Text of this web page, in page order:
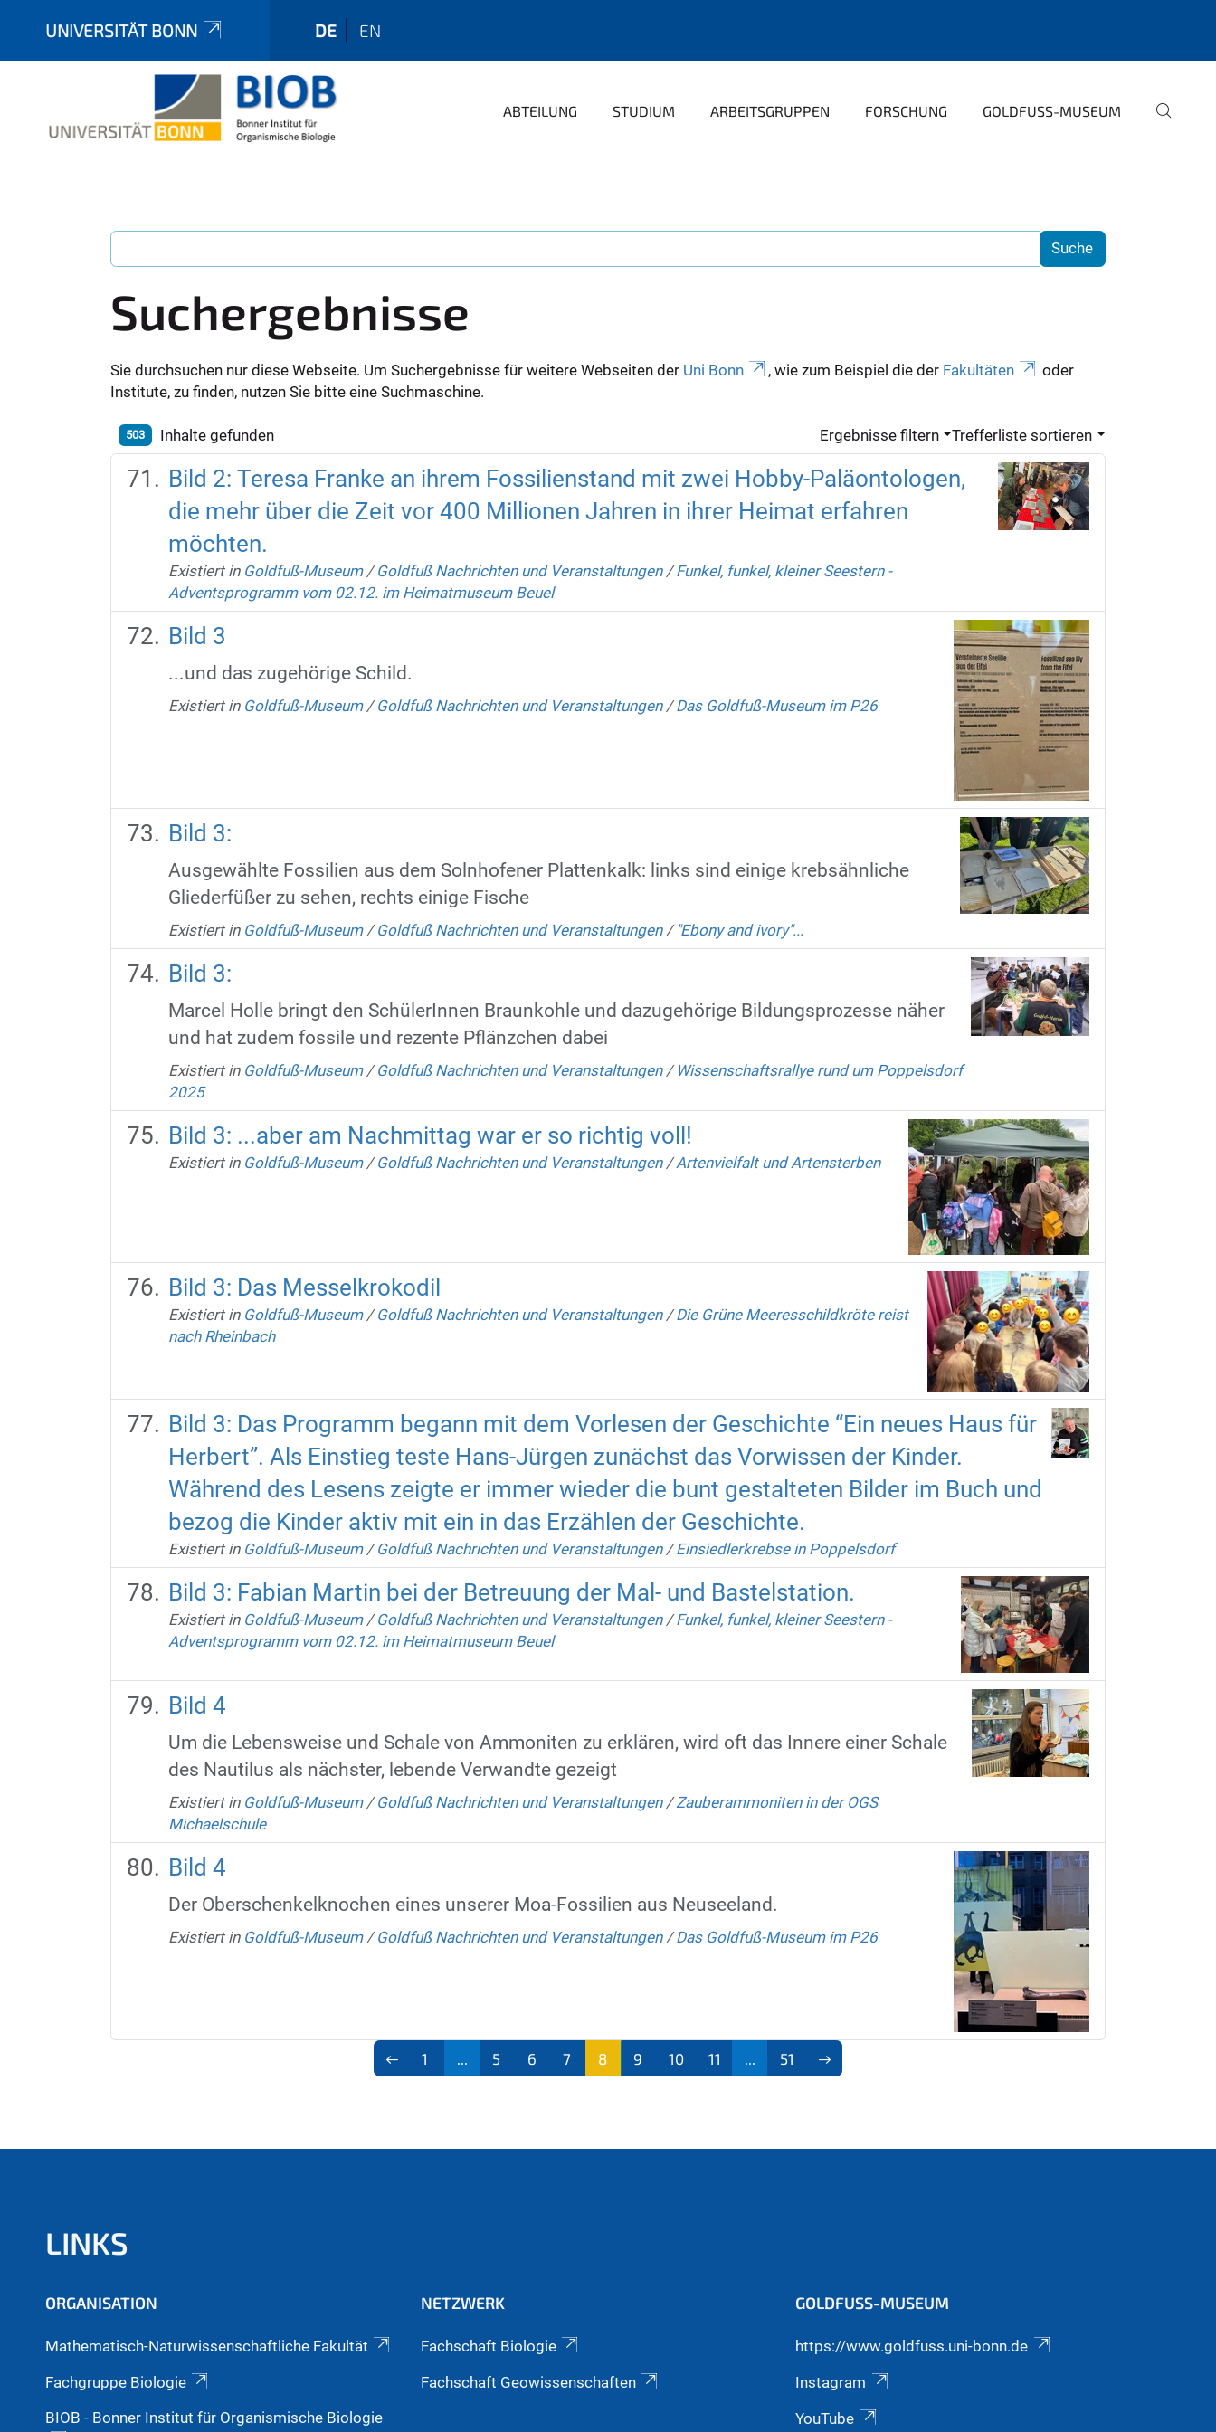
UNIVERSITÄT BONN DE EN
ABTEILUNG STUDIUM ARBEITSGRUPPEN FORSCHUNG GOLDFUSS-MUSEUM
Suchergebnisse
Sie durchsuchen nur diese Webseite. Um Suchergebnisse für weitere Webseiten der Uni Bonn , wie zum Beispiel die der Fakultäten
oder
Institute, zu finden, nutzen Sie bitte eine Suchmaschine.
503 Inhalte gefunden Ergebnisse filtern Trefferliste sortieren
Bild 2: Teresa Franke an ihrem Fossilienstand mit zwei Hobby-Paläontologen,
die mehr über die Zeit vor 400 Millionen Jahren in ihrer Heimat erfahren
möchten.
Existiert in Goldfuß-Museum /Goldfuß Nachrichten und Veranstaltungen /Funkel, funkel, kleiner Seestern -
Adventsprogramm vom 02.12. im Heimatmuseum Beuel
Bild 3
...und das zugehörige Schild.
Existiert in Goldfuß-Museum /Goldfuß Nachrichten und Veranstaltungen /Das Goldfuß-Museum im P26
Bild 3:
Ausgewählte Fossilien aus dem Solnhofener Plattenkalk: links sind einige krebsähnliche
Gliederfüßer zu sehen, rechts einige Fische
Existiert in Goldfuß-Museum /Goldfuß Nachrichten und Veranstaltungen / "Ebony and ivory"...
Bild 3:
Marcel Holle bringt den SchülerInnen Braunkohle und dazugehörige Bildungsprozesse näher
und hat zudem fossile und rezente Pflänzchen dabei
Existiert in Goldfuß-Museum /Goldfuß Nachrichten und Veranstaltungen / Wissenschaftsrallye rund um Poppelsdorf
2025
Bild 3: ...aber am Nachmittag war er so richtig voll!
Existiert in Goldfuß-Museum /Goldfuß Nachrichten und Veranstaltungen /Artenvielfalt und Artensterben
Bild 3: Das Messelkrokodil
Existiert in Goldfuß-Museum /Goldfuß Nachrichten und Veranstaltungen /Die Grüne Meeresschildkröte reist
nach Rheinbach
Bild 3: Das Programm begann mit dem Vorlesen der Geschichte “Ein neues Haus für
Herbert”. Als Einstieg teste Hans-Jürgen zunächst das Vorwissen der Kinder.
Während des Lesens zeigte er immer wieder die bunt gestalteten Bilder im Buch und
bezog die Kinder aktiv mit ein in das Erzählen der Geschichte.
Existiert in Goldfuß-Museum /Goldfuß Nachrichten und Veranstaltungen /Einsiedlerkrebse in Poppelsdorf
Bild 3: Fabian Martin bei der Betreuung der Mal- und Bastelstation.
Existiert in Goldfuß-Museum /Goldfuß Nachrichten und Veranstaltungen /Funkel, funkel, kleiner Seestern -
Adventsprogramm vom 02.12. im Heimatmuseum Beuel
Bild 4
Um die Lebensweise und Schale von Ammoniten zu erklären, wird oft das Innere einer Schale
des Nautilus als nächster, lebende Verwandte gezeigt
Existiert in Goldfuß-Museum /Goldfuß Nachrichten und Veranstaltungen /Zauberammoniten in der OGS
Michaelschule
Bild 4
Der Oberschenkelknochen eines unserer Moa-Fossilien aus Neuseeland.
Existiert in Goldfuß-Museum /Goldfuß Nachrichten und Veranstaltungen /Das Goldfuß-Museum im P26
1 5 6 7
8
9 10 11 51
LINKS
ORGANISATION
Mathematisch-Naturwissenschaftliche Fakultät
Fachgruppe Biologie
BIOB - Bonner Institut für Organismische Biologie
NETZWERK
Fachschaft Biologie
Fachschaft Geowissenschaften
GOLDFUSS-MUSEUM
https://www.goldfuss.uni-bonn.de
Instagram
YouTube